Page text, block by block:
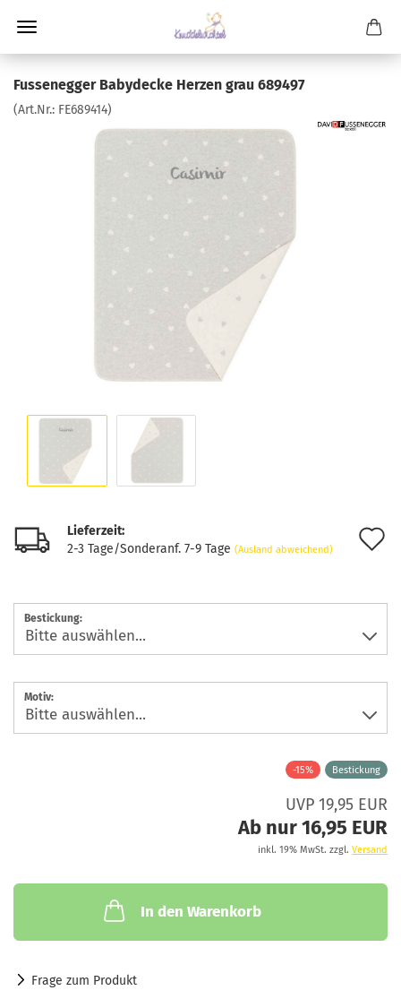
Fussenegger Babydecke Herzen grau 689497
(Art.Nr.: FE689414)
Lieferzeit:
2-3 Tage/Sonderanf. 7-9 Tage (Ausland abweichend)
Bestickung:
Motiv:
-15% Bestickung
UVP 19,95 EUR
Ab nur 16,95 EUR
inkl. 19% MwSt. zzgl. Versand
In den Warenkorb
Frage zum Produkt